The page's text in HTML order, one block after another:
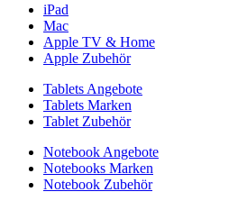
iPad
Mac
Apple TV & Home
Apple Zubehör
Tablets Angebote
Tablets Marken
Tablet Zubehör
Notebook Angebote
Notebooks Marken
Notebook Zubehör